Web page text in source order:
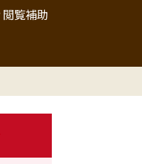
閲覧補助